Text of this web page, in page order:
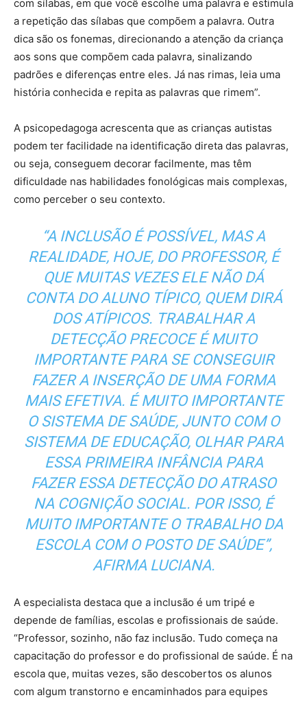
com sílabas, em que você escolhe uma palavra e estimula
a repetição das sílabas que compõem a palavra. Outra
dica são os fonemas, direcionando a atenção da criança
aos sons que compõem cada palavra, sinalizando
padrões e diferenças entre eles. Já nas rimas, leia uma
história conhecida e repita as palavras que rimem”.
A psicopedagoga acrescenta que as crianças autistas
podem ter facilidade na identificação direta das palavras,
ou seja, conseguem decorar facilmente, mas têm
dificuldade nas habilidades fonológicas mais complexas,
como perceber o seu contexto.
“A INCLUSÃO É POSSÍVEL, MAS A
REALIDADE, HOJE, DO PROFESSOR, É
QUE MUITAS VEZES ELE NÃO DÁ
CONTA DO ALUNO TÍPICO, QUEM DIRÁ
DOS ATÍPICOS. TRABALHAR A
DETECÇÃO PRECOCE É MUITO
IMPORTANTE PARA SE CONSEGUIR
FAZER A INSERÇÃO DE UMA FORMA
MAIS EFETIVA. É MUITO IMPORTANTE
O SISTEMA DE SAÚDE, JUNTO COM O
SISTEMA DE EDUCAÇÃO, OLHAR PARA
ESSA PRIMEIRA INFÂNCIA PARA
FAZER ESSA DETECÇÃO DO ATRASO
NA COGNIÇÃO SOCIAL. POR ISSO, É
MUITO IMPORTANTE O TRABALHO DA
ESCOLA COM O POSTO DE SAÚDE”,
AFIRMA LUCIANA.
A especialista destaca que a inclusão é um tripé e
depende de famílias, escolas e profissionais de saúde.
“Professor, sozinho, não faz inclusão. Tudo começa na
capacitação do professor e do profissional de saúde. É na
escola que, muitas vezes, são descobertos os alunos
com algum transtorno e encaminhados para equipes